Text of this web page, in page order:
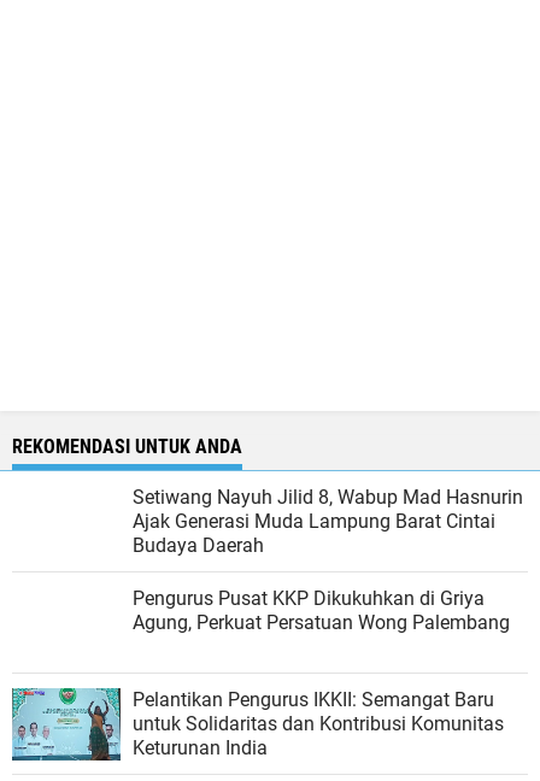
REKOMENDASI UNTUK ANDA
Setiwang Nayuh Jilid 8, Wabup Mad Hasnurin
Ajak Generasi Muda Lampung Barat Cintai
Budaya Daerah
Pengurus Pusat KKP Dikukuhkan di Griya
Agung, Perkuat Persatuan Wong Palembang
Pelantikan Pengurus IKKII: Semangat Baru
untuk Solidaritas dan Kontribusi Komunitas
Keturunan India